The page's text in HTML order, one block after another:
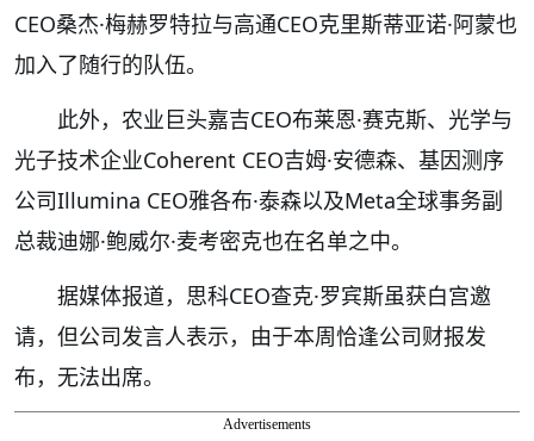
CEO桑杰·梅赫罗特拉与高通CEO克里斯蒂亚诺·阿蒙也
加入了随行的队伍。
此外，农业巨头嘉吉CEO布莱恩·赛克斯、光学与
光子技术企业Coherent CEO吉姆·安德森、基因测序
公司Illumina CEO雅各布·泰森以及Meta全球事务副
总裁迪娜·鲍威尔·麦考密克也在名单之中。
据媒体报道，思科CEO查克·罗宾斯虽获白宫邀
请，但公司发言人表示，由于本周恰逢公司财报发
布，无法出席。
Advertisements